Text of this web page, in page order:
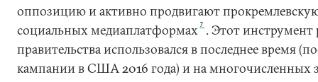
оппозицию и активно продвигают
социальных медиаплатформах7 . Этот инструмент
правительства использовался в последнее время
кампании в США 2016 года) и на многочисленных